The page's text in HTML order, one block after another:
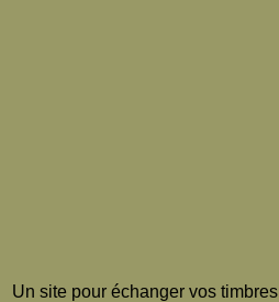
Un site pour échanger vos